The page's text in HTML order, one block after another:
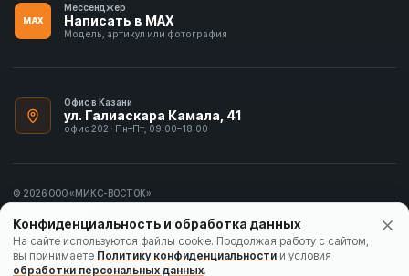
MAX
Мессенджер
Написать в MAX
Модель, артикул или фотография
Офис в Казани
ул. Галиаскара Камала, 41
офис 202 · Пн–Пт, 09:00–18:00
© 2026 ООО «МИКС-ВОСТОК»
Политика конфиденциальности
Согласие на обработку данных
Конфиденциальность и обработка данных
На сайте используются файлы cookie. Продолжая работу с сайтом,
вы принимаете Политику конфиденциальности и условия
обработки персональных данных.